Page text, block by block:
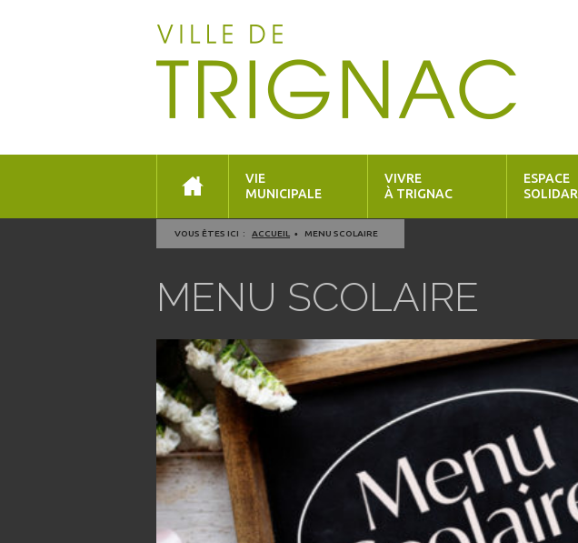
VIE
MUNICIPALE
VIVRE
À TRIGNAC
ESPACE
VOUS ÊTES ICI : ACCUEIL MENU SCOLAIRE
MENU SCOLAIRE